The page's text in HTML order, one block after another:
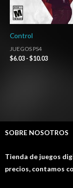
Control
JUEGOS PS4
$6.03 - $10.03
SOBRE NOSOTROS
Tienda de juegos
precios, contamos